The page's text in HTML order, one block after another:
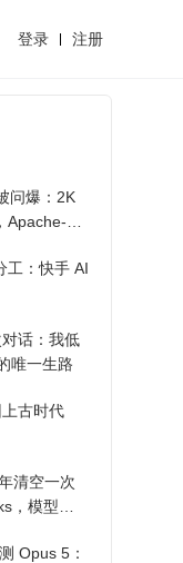
登录 注册
问爆：2K
2.0
工：快手 AI
话：我低
唯一生路
古时代
清空一次
，模型自
Opus 5：